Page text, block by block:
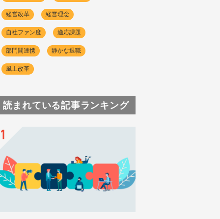
経営改革 経営理念
自社ファン度 適応課題
部門間連携 静かな退職
風土改革
読まれている記事ランキング